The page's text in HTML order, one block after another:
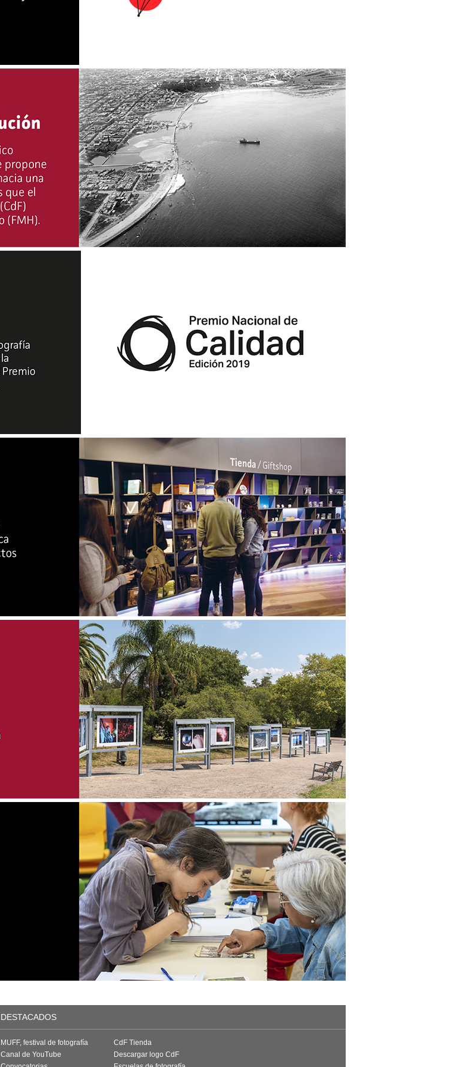
DESTACADOS
MUFF, festival de fotografía
Canal de YouTube
CdF Tienda
Descargar logo CdF